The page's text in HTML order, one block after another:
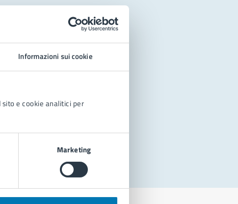
Informazioni sui cookie
e cookie analitici per
Marketing